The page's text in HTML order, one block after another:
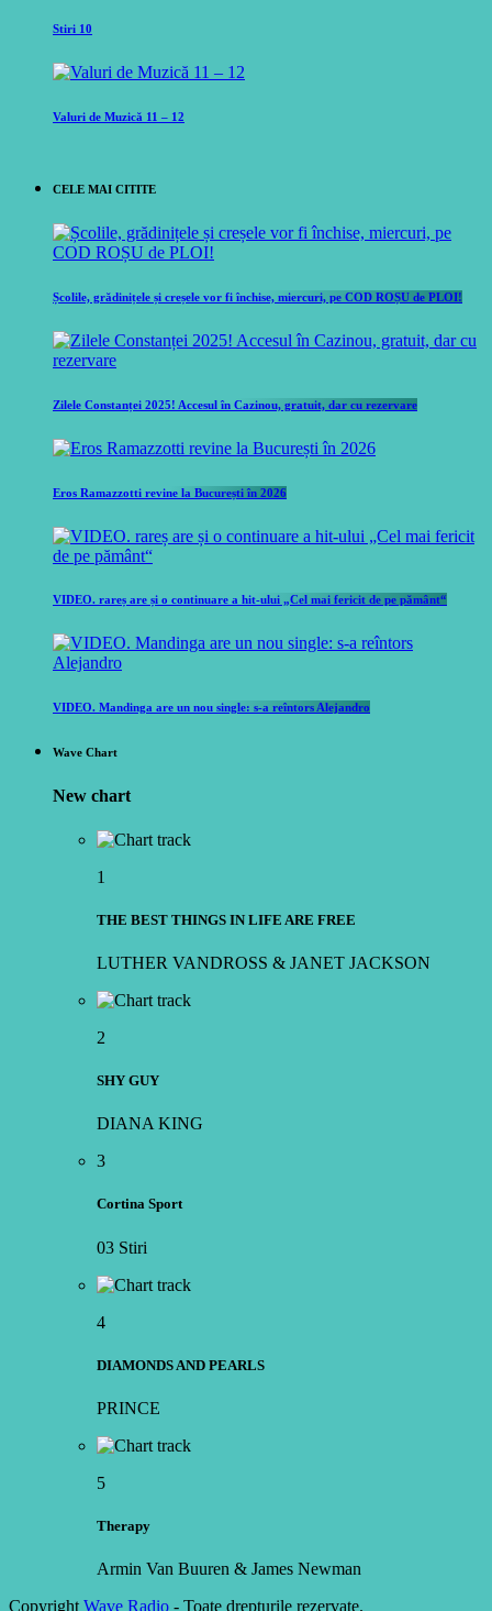
Stiri 10
Valuri de Muzică 11 – 12
CELE MAI CITITE
Școlile, grădinițele și creșele vor fi închise, miercuri, pe COD ROȘU de PLOI!
Zilele Constanței 2025! Accesul în Cazinou, gratuit, dar cu rezervare
Eros Ramazzotti revine la București în 2026
VIDEO. rareș are și o continuare a hit-ului „Cel mai fericit de pe pământ“
VIDEO. Mandinga are un nou single: s-a reîntors Alejandro
Wave Chart
New chart
1
THE BEST THINGS IN LIFE ARE FREE
LUTHER VANDROSS & JANET JACKSON
2
SHY GUY
DIANA KING
3
Cortina Sport
03 Stiri
4
DIAMONDS AND PEARLS
PRINCE
5
Therapy
Armin Van Buuren & James Newman
Copyright Wave Radio - Toate drepturile rezervate.